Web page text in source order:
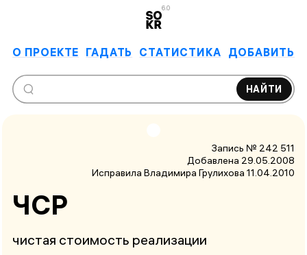
6.0
О ПРОЕКТЕ ГАДАТЬ СТАТИСТИКА ДОБАВИТЬ
НАЙТИ
Запись № 242 511
Добавлена 29.05.2008
Исправила Владимира Грулихова 11.04.2010
ЧСР
чистая стоимость реализации